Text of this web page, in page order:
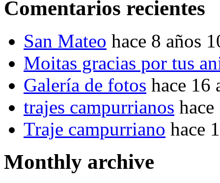
Comentarios recientes
San Mateo hace 8 años
Moitas gracias por tus
Galería de fotos hace 16
trajes campurrianos
Traje campurriano hace
Monthly archive